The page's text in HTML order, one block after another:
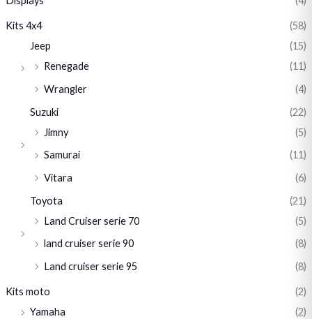
Kits 4x4
(58)
Jeep
(15)
Renegade
(11)
Wrangler
(4)
Suzuki
(22)
Jimny
(5)
Samurai
(11)
Vitara
(6)
Toyota
(21)
Land Cruiser serie 70
(5)
land cruiser serie 90
(8)
Land cruiser serie 95
(8)
Kits moto
(2)
Yamaha
(2)